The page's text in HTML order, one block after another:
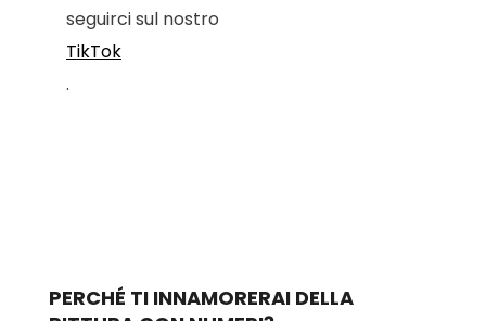
seguirci sul nostro
TikTok
.
PERCHÉ TI INNAMORERAI DELLA